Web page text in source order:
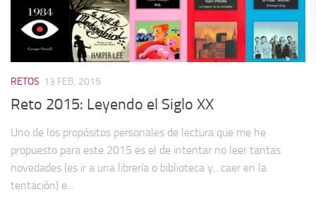
Novela negra
Sobre mí
RETOS 13 FEB, 2015
Reto 2015: Leyendo el Siglo XX
Uno de los propósitos personales de lectura que me he
propuesto para este 2015 es el de intentar no leer tantas
novedades (es ir a una librería o biblioteca y…caer en la
tentación) e...